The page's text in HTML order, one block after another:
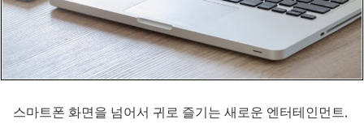
스마트폰 화면을 넘어서 귀로 즐기는 새로운 엔터테인먼트,